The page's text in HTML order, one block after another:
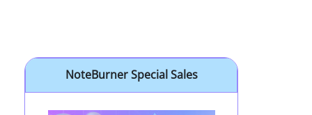
NoteBurner Special Sales